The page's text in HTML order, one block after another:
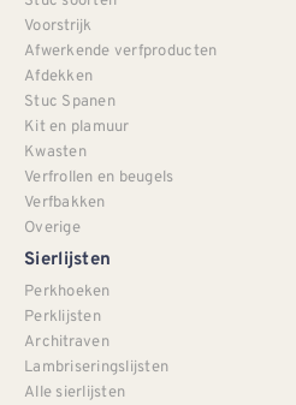
Voorstrijk
Afwerkende verfproducten
Afdekken
Stuc Spanen
Kit en plamuur
Kwasten
Verfrollen en beugels
Verfbakken
Overige
Sierlijsten
Perkhoeken
Perklijsten
Architraven
Lambriseringslijsten
Alle sierlijsten